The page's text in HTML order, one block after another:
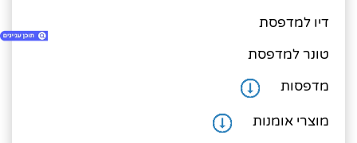
1. כספות ביטחון
2. השאירו את הפרטים ואנו ניצור אתכם קשר
דיו למדפסת
טונר למדפסת
מדפסות
מוצרי אומנות